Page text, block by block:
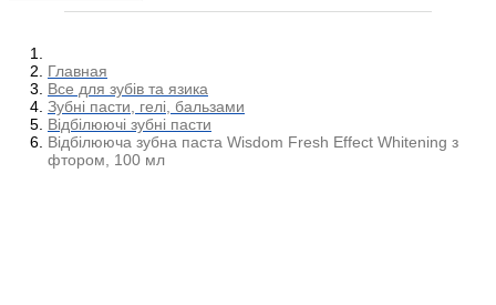
Главная
Все для зубів та язика
Зубні пасти, гелі, бальзами
Відбілюючі зубні пасти
Відбілююча зубна паста Wisdom Fresh Effect Whitening з
фтором, 100 мл